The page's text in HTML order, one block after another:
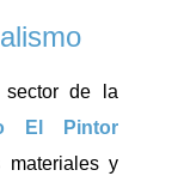
de la
El Pintor
materiales y